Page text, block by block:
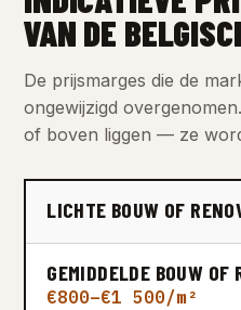
VAN DE
De prijsmarges die de
ongewijzigd
of boven liggen — ze
LICHTE BOUW OF
GEMIDDELDE BOUW OF
€800–€1 500/m²